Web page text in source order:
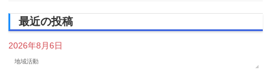
最近の投稿
2026年8月6日
地域活動